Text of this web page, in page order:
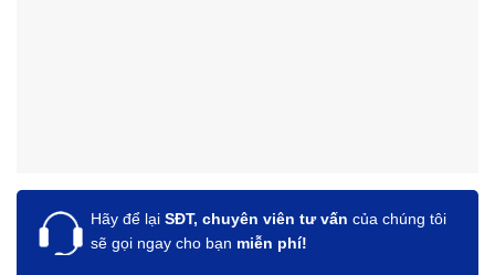
Hãy để lại SĐT, chuyên viên tư vấn của chúng tôi
sẽ gọi ngay cho bạn miễn phí!